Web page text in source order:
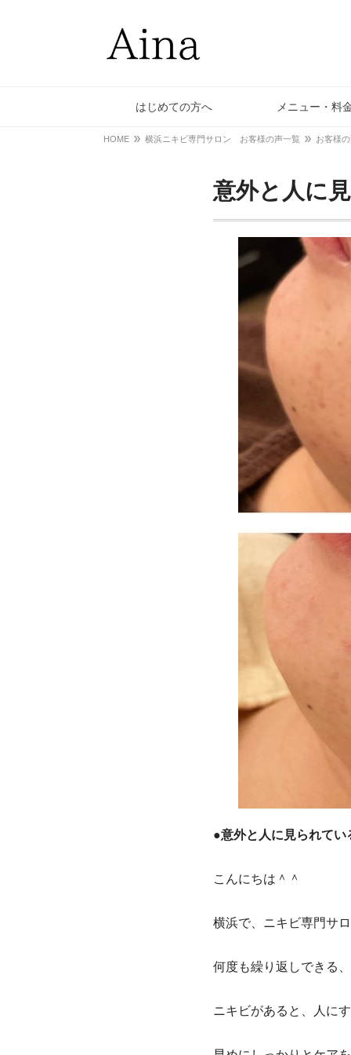
はじめての方へ メニュー・料
HOME 横浜ニキビ専門サロン お客様の声一覧 お客様
意外と人に
●意外と人に見られてい
こんにちは＾＾
横浜で、ニキビ専門サ
何度も繰り返しできる
ニキビがあると、人に